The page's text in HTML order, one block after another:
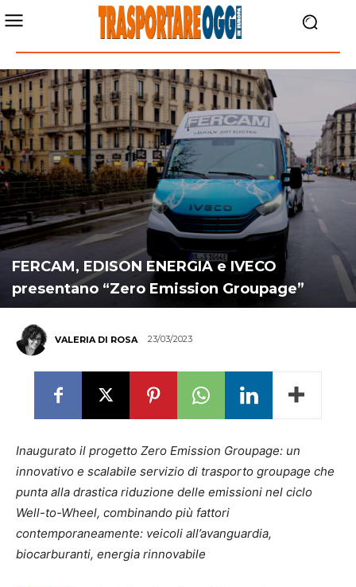
FERCAM, EDISON ENERGIA e IVECO
presentano “Zero Emission Groupage”
VALERIA DI ROSA 23/03/2023
Inaugurato il progetto Zero Emission Groupage: un
innovativo e scalabile servizio di trasporto groupage che
punta alla drastica riduzione delle emissioni nel ciclo
Well-to-Wheel, combinando più fattori
contemporaneamente: veicoli all’avanguardia,
biocarburanti, energia rinnovabile